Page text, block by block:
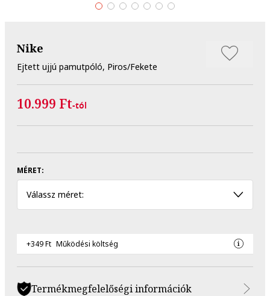
Nike
Ejtett ujjú pamutpóló, Piros/Fekete
10.999 Ft-tól
MÉRET:
Válassz méret:
+349 Ft Működési költség
Termékmegfelelőségi információk